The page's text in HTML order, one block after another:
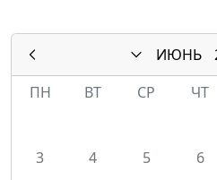
ИЮНЬ
ПН
ВТ СР ЧТ
3
4 5 6